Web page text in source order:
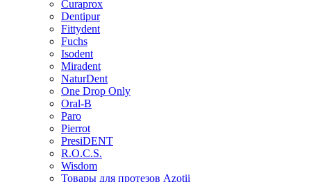
Curaprox
Dentipur
Fittydent
Fuchs
Isodent
Miradent
NaturDent
One Drop Only
Oral-B
Paro
Pierrot
PresiDENT
R.O.C.S.
Wisdom
Товары для протезов Azotii